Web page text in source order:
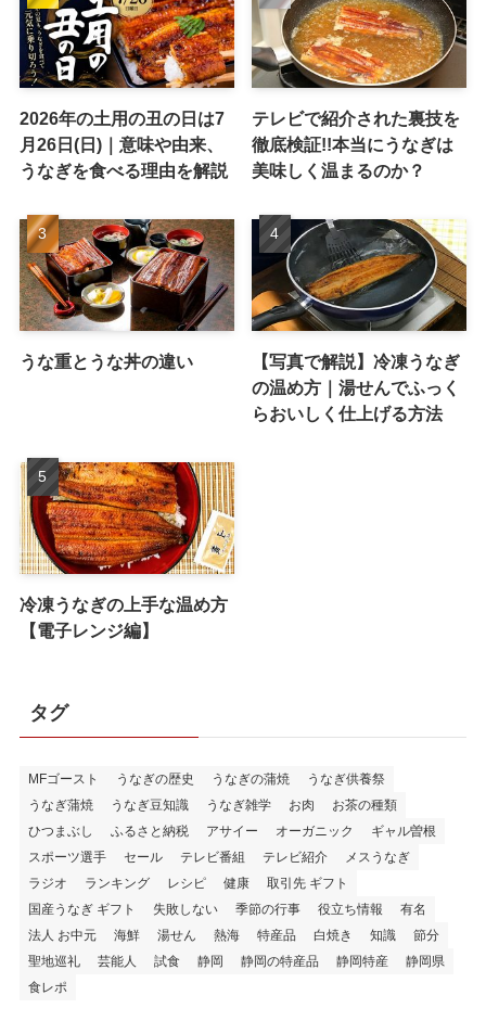
2026年の土用の丑の日は7
月26日(日)｜意味や由来、
うなぎを食べる理由を解説
テレビで紹介された裏技を
徹底検証!!本当にうなぎは
美味しく温まるのか？
うな重とうな丼の違い
【写真で解説】冷凍うなぎ
の温め方｜湯せんでふっく
らおいしく仕上げる方法
冷凍うなぎの上手な温め方
【電子レンジ編】
タグ
MFゴースト うなぎの歴史 うなぎの蒲焼
うなぎ供養祭
うなぎ蒲焼
うなぎ豆知識 うなぎ雑学 お肉
お茶の種類
ひつまぶし
ふるさと納税 アサイー オーガニック
ギャル曽根
スポーツ選手
セール テレビ番組 テレビ紹介
メスうなぎ
ラジオ
ランキング レシピ 健康
取引先 ギフト
国産うなぎ ギフト
失敗しない 季節の行事 役立ち情報
有名
法人 お中元
海鮮 湯せん 熱海 特産品 白焼き 知識
節分
聖地巡礼
芸能人 試食 静岡 静岡の特産品 静岡特産
静岡県
食レポ